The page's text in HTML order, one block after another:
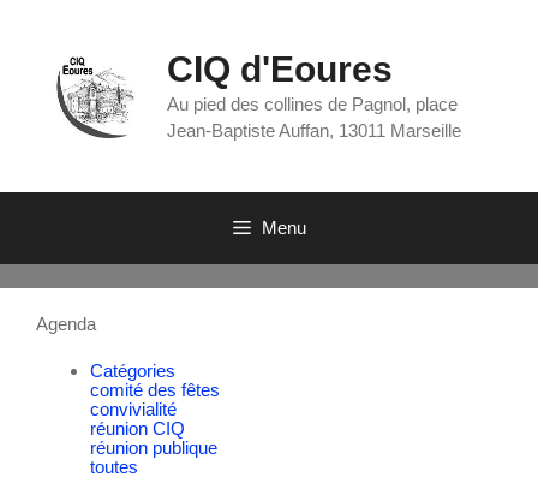
CIQ d'Eoures
Au pied des collines de Pagnol, place
Jean-Baptiste Auffan, 13011 Marseille
Menu
Agenda
Catégories
comité des fêtes
convivialité
réunion CIQ
réunion publique
toutes